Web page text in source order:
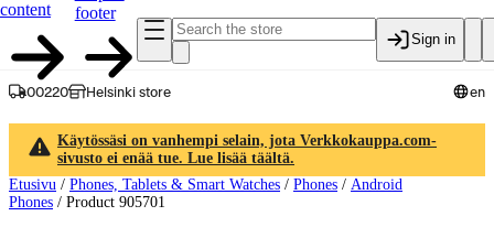
content
footer
Sign in
00220 Helsinki store en
Käytössäsi on vanhempi selain, jota Verkkokauppa.com-
sivusto ei enää tue. Lue lisää täältä.
Etusivu / Phones, Tablets & Smart Watches / Phones / Android
Phones / Product 905701